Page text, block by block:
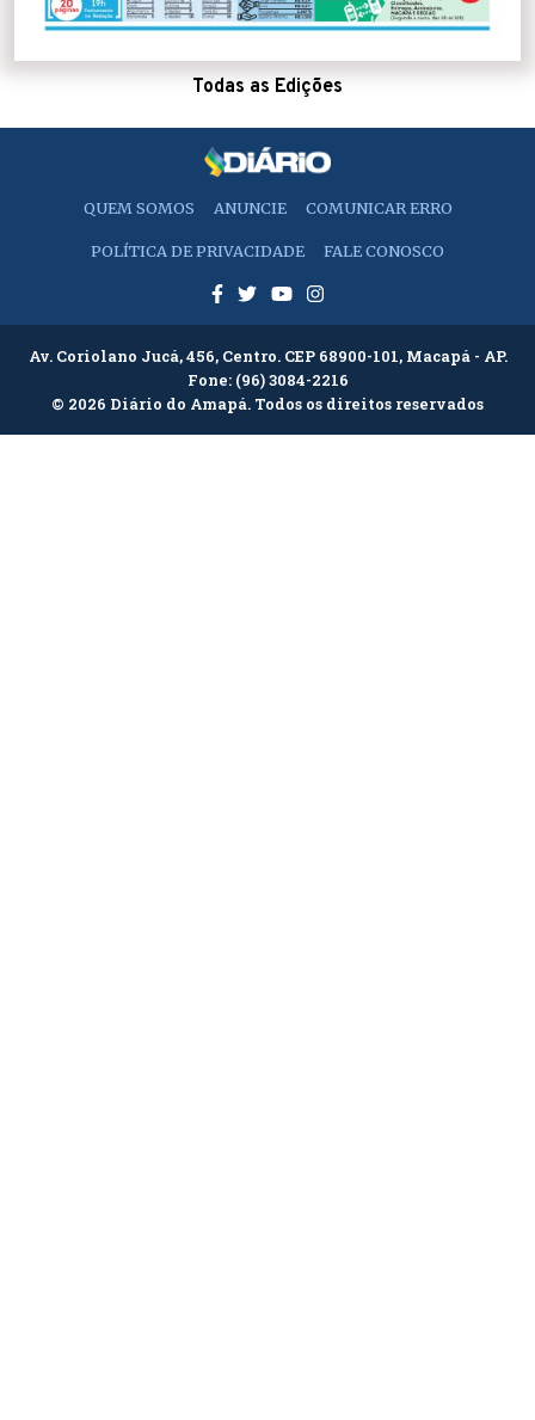
Todas as Edições
QUEM SOMOS ANUNCIE COMUNICAR ERRO
POLÍTICA DE PRIVACIDADE FALE CONOSCO
Av. Coriolano Jucá, 456, Centro. CEP 68900-101, Macapá - AP.
Fone: (96) 3084-2216
© 2026 Diário do Amapá. Todos os direitos reservados